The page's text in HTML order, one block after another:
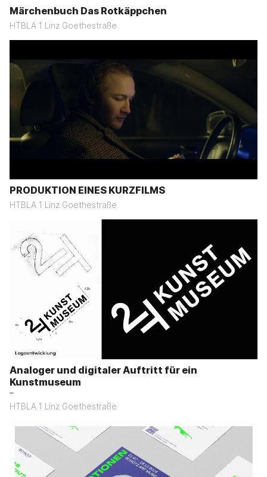
Märchenbuch Das Rotkäppchen
HTBLA 1 Linz Goethestraße
PRODUKTION EINES KURZFILMS
HTBLA 1 Linz Goethestraße
Analoger und digitaler Auftritt für ein
Kunstmuseum
–
HTBLA 1 Linz Goethestraße